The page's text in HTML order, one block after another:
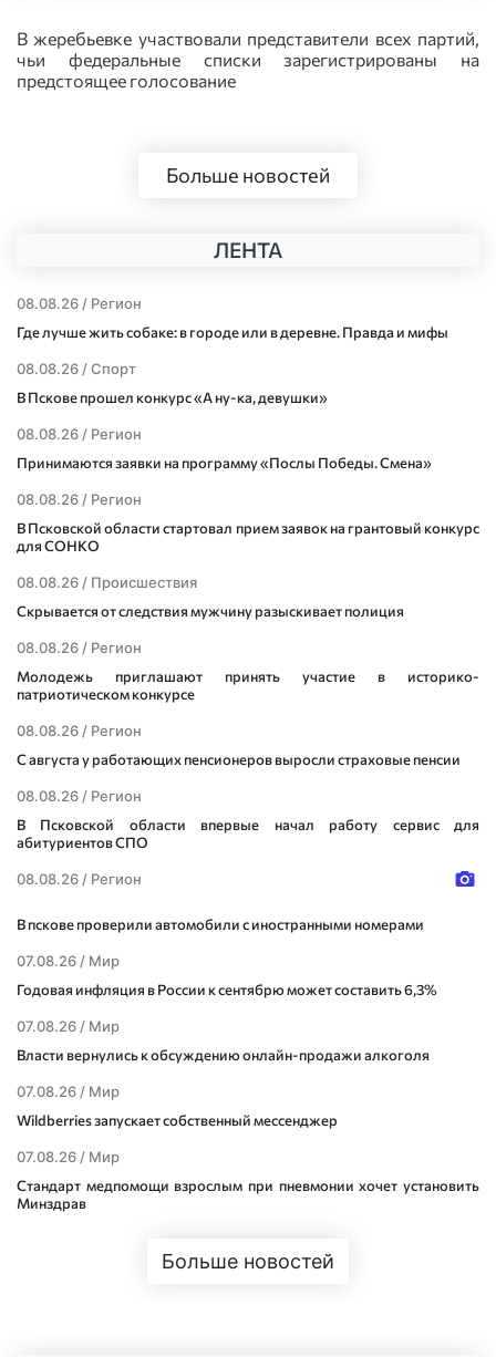
В жеребьевке участвовали представители всех партий,
чьи федеральные списки зарегистрированы на
предстоящее голосование
Больше новостей
ЛЕНТА
08.08.26 / Регион
Где лучше жить собаке: в городе или в деревне. Правда и мифы
08.08.26 /Спорт
В Пскове прошел конкурс «А ну-ка, девушки»
08.08.26 / Регион
Принимаются заявки на программу «Послы Победы. Смена»
08.08.26 / Регион
В Псковской области стартовал прием заявок на грантовый конкурс
для СОНКО
08.08.26 / Происшествия
Скрывается от следствия мужчину разыскивает полиция
08.08.26 / Регион
Молодежь приглашают принять участие в историко-
патриотическом конкурсе
08.08.26 / Регион
С августа у работающих пенсионеров выросли страховые пенсии
08.08.26 / Регион
В Псковской области впервые начал работу сервис для
абитуриентов СПО
08.08.26 / Регион
В пскове проверили автомобили с иностранными номерами
07.08.26 / Мир
Годовая инфляция в России к сентябрю может составить 6,3%
07.08.26 / Мир
Власти вернулись к обсуждению онлайн-продажи алкоголя
07.08.26 / Мир
Wildberries запускает собственный мессенджер
07.08.26 / Мир
Стандарт медпомощи взрослым при пневмонии хочет установить
Минздрав
Больше новостей